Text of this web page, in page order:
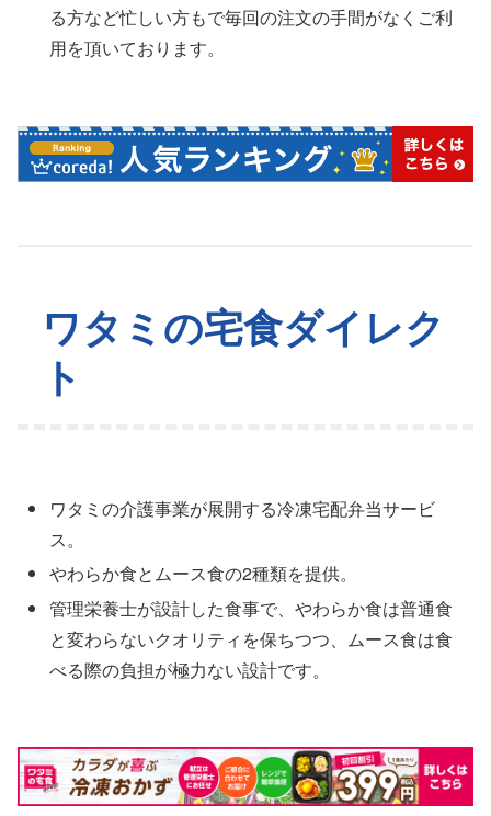
る方など忙しい方もで毎回の注文の手間がなくご利
用を頂いております。
ワタミの宅食ダイレク
ト
ワタミの介護事業が展開する冷凍宅配弁当サービ
ス。
やわらか食とムース食の2種類を提供。
管理栄養士が設計した食事で、やわらか食は普通食
と変わらないクオリティを保ちつつ、ムース食は食
べる際の負担が極力ない設計です。